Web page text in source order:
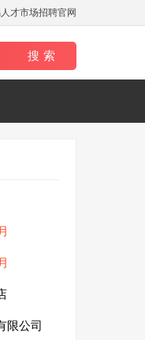
才市场招聘官网
限公司